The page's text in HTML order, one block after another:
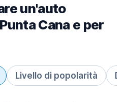
un'auto
Cana e per
Livello di popolarità